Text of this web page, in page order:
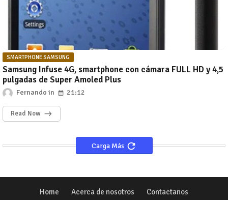
SMARTPHONE SAMSUNG
Samsung Infuse 4G, smartphone con cámara FULL HD y 4,5
pulgadas de Super Amoled Plus
Fernando 21:12
Read Now
Carga Más
Home Acerca de nosotros Contactanos